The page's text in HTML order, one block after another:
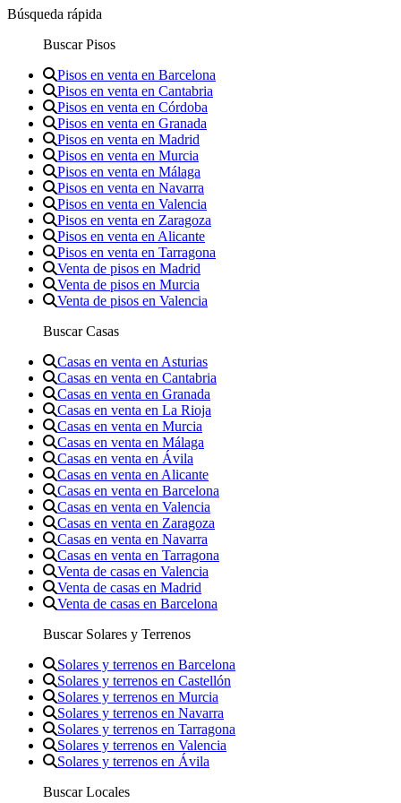
Búsqueda rápida
Buscar Pisos
Pisos en venta en Barcelona
Pisos en venta en Cantabria
Pisos en venta en Córdoba
Pisos en venta en Granada
Pisos en venta en Madrid
Pisos en venta en Murcia
Pisos en venta en Málaga
Pisos en venta en Navarra
Pisos en venta en Valencia
Pisos en venta en Zaragoza
Pisos en venta en Alicante
Pisos en venta en Tarragona
Venta de pisos en Madrid
Venta de pisos en Murcia
Venta de pisos en Valencia
Buscar Casas
Casas en venta en Asturias
Casas en venta en Cantabria
Casas en venta en Granada
Casas en venta en La Rioja
Casas en venta en Murcia
Casas en venta en Málaga
Casas en venta en Ávila
Casas en venta en Alicante
Casas en venta en Barcelona
Casas en venta en Valencia
Casas en venta en Zaragoza
Casas en venta en Navarra
Casas en venta en Tarragona
Venta de casas en Valencia
Venta de casas en Madrid
Venta de casas en Barcelona
Buscar Solares y Terrenos
Solares y terrenos en Barcelona
Solares y terrenos en Castellón
Solares y terrenos en Murcia
Solares y terrenos en Navarra
Solares y terrenos en Tarragona
Solares y terrenos en Valencia
Solares y terrenos en Ávila
Buscar Locales